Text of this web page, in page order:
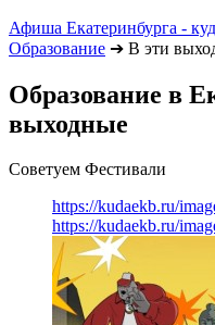
Афиша Екатеринбурга -
Образование ➔ В эти
Образование в
выходные
Советуем Фестивали
https://kudaekb.ru/
https://kudaekb.ru/